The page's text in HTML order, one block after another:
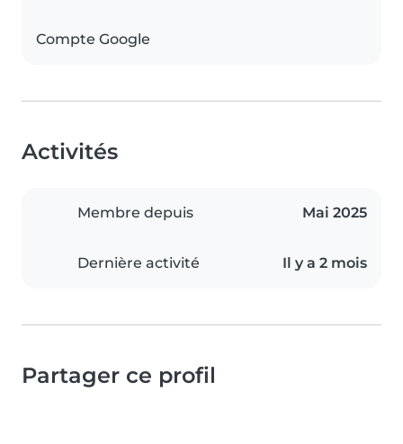
Compte Google
Activités
Membre depuis Mai 2025
Dernière activité Il y a 2 mois
Partager ce profil